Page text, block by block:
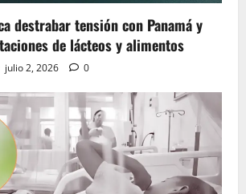
destrabar tensión con Panamá y
de lácteos y alimentos
julio 2, 2026 0